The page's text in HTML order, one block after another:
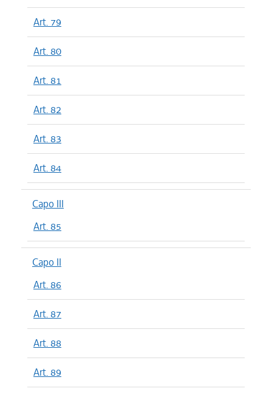
Art. 79
Art. 80
Art. 81
Art. 82
Art. 83
Art. 84
Capo III
Art. 85
Capo II
Art. 86
Art. 87
Art. 88
Art. 89